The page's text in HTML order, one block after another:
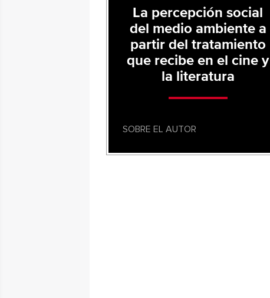
La percepción social
del medio ambiente a
partir del tratamiento
que recibe en el cine y
la literatura
SOBRE EL AUTOR